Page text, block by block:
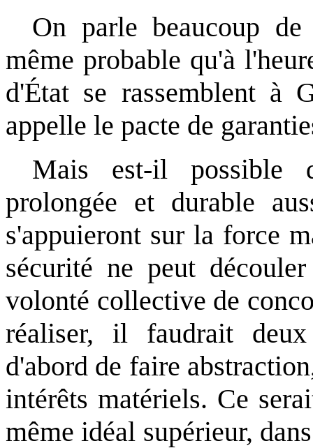
On parle beaucoup
même probable qu'à
d'État se rassemblent à
appelle le pacte de
Mais est-il possible
prolongée et durable
s'appuieront sur la force
sécurité ne peut
volonté collective de
réaliser, il faudrait
d'abord de faire
intérêts matériels. Ce
même idéal supérieur,